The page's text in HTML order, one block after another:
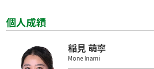
個人成績
稲見 萌寧
Mone Inami